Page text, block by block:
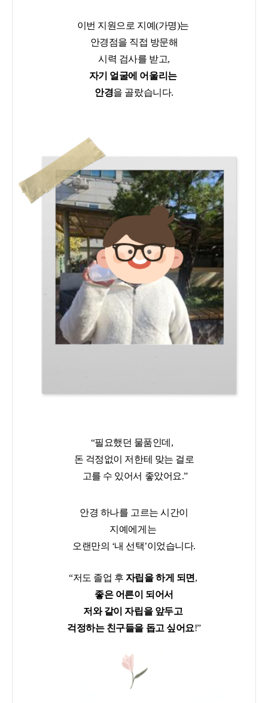
이번 지원으로 지예(가명)는
안경점을 직접 방문해
시력 검사를 받고,
자기 얼굴에 어울리는
안경을 골랐습니다.
“필요했던 물품인데,
돈 걱정없이 저한테 맞는 걸로
고를 수 있어서 좋았어요.”
안경 하나를 고르는 시간이
지예에게는
오랜만의 ‘내 선택’이었습니다.
“저도 졸업 후 자립을 하게 되면 ,
좋은 어른이 되어서
저와 같이 자립을 앞두고
걱정하는 친구들을 돕고 싶어요!”